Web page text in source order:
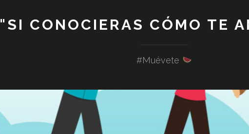
"SI CONOCIERAS CÓMO TE
#Muévete